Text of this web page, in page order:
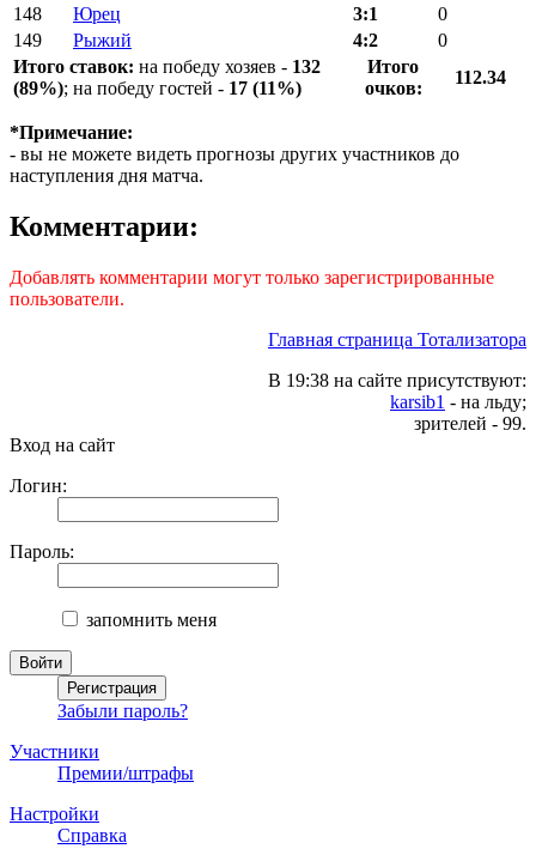
148
Юрец 3:1
0
149
Рыжий 4:2
0
Итого ставок: на победу хозяев - 132
(89%); на победу гостей - 17 (11%)
Итого
очков:
112.34
*Примечание:
- вы не можете видеть прогнозы других участников до
наступления дня матча.
Комментарии:
Добавлять комментарии могут только зарегистрированные
пользователи.
Главная страница Тотализатора
В 19:38 на сайте присутствуют:
karsib1 - на льду;
зрителей - 99.
Вход на сайт
Логин:
Пароль:
запомнить меня
Забыли пароль?
Участники
Премии/штрафы
Настройки
Справка